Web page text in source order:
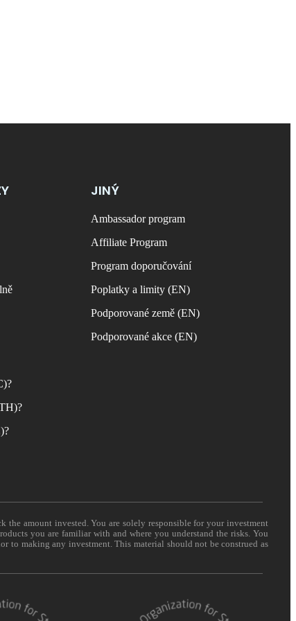
JINÝ
Ambassador program
Affiliate Program
Program doporučování
Poplatky a limity (EN)
Podporované země (EN)
Podporované akce (EN)
amount invested. You are solely responsible for your investment
you are familiar with and where you understand the risks. You
to making any investment. This material should not be construed as